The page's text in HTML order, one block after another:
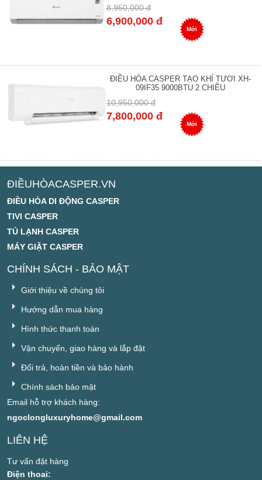
8,950,000 đ
6,900,000 đ
Mới
ĐIỀU HÒA CASPER TẠO KHÍ TƯƠI XH-
09IF35 9000BTU 2 CHIỀU
10,950,000 đ
7,800,000 đ
Mới
ĐIỀUHÒACASPER.VN
ĐIỀU HÒA DI ĐỘNG CASPER
TIVI CASPER
TỦ LẠNH CASPER
MÁY GIẶT CASPER
CHÍNH SÁCH - BẢO MẬT
Giới thiệu về chúng tôi
Hướng dẫn mua hàng
Hình thức thanh toán
Vận chuyển, giao hàng và lắp đặt
Đổi trả, hoàn tiền và bảo hành
Chính sách bảo mật
Email hỗ trợ khách hàng:
ngoclongluxuryhome@gmail.com
LIÊN HỆ
Tư vấn đặt hàng
Điện thoai: